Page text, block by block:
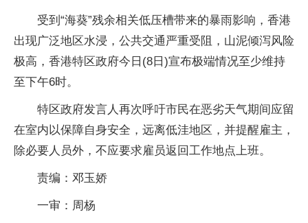
受到“海葵”残余相关低压槽带来的暴雨影响，香港
出现广泛地区水浸，公共交通严重受阻，山泥倾泻风险
极高，香港特区政府今日(8日)宣布极端情况至少维持
至下午6时。
特区政府发言人再次呼吁市民在恶劣天气期间应留
在室内以保障自身安全，远离低洼地区，并提醒雇主，
除必要人员外，不应要求雇员返回工作地点上班。
责编：邓玉娇
一审：周杨